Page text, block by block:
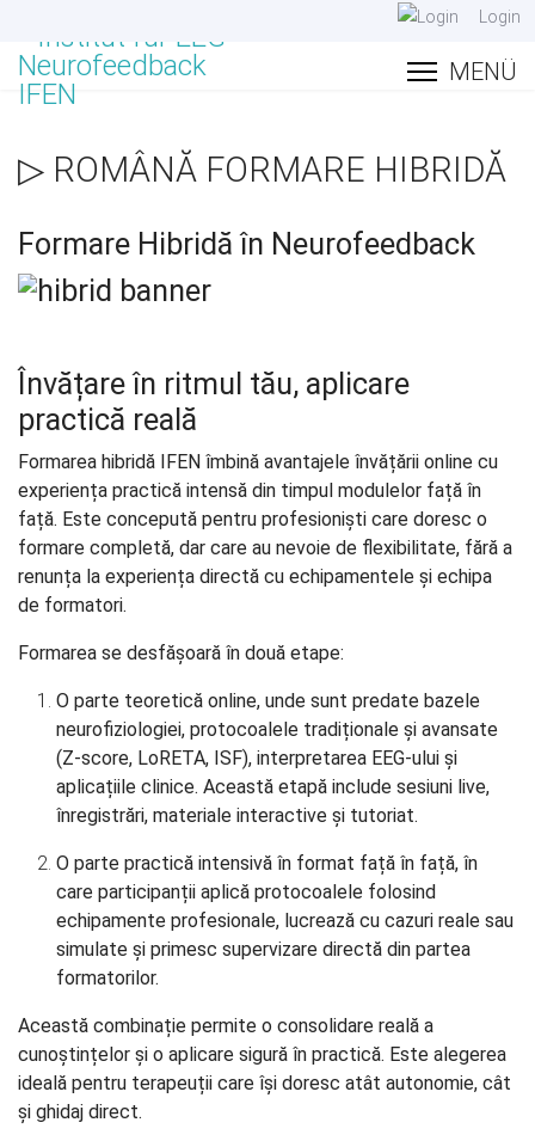
Login
▷ ROMÂNĂ FORMARE HIBRIDĂ
Formare Hibridă în Neurofeedback
Învățare în ritmul tău, aplicare
practică reală
Formarea hibridă IFEN îmbină avantajele învățării online cu
experiența practică intensă din timpul modulelor față în
față. Este concepută pentru profesioniști care doresc o
formare completă, dar care au nevoie de flexibilitate, fără a
renunța la experiența directă cu echipamentele și echipa
de formatori.
Formarea se desfășoară în două etape:
O parte teoretică online, unde sunt predate bazele
neurofiziologiei, protocoalele tradiționale și avansate
(Z-score, LoRETA, ISF), interpretarea EEG-ului și
aplicațiile clinice. Această etapă include sesiuni live,
înregistrări, materiale interactive și tutoriat.
O parte practică intensivă în format față în față, în
care participanții aplică protocoalele folosind
echipamente profesionale, lucrează cu cazuri reale sau
simulate și primesc supervizare directă din partea
formatorilor.
Această combinație permite o consolidare reală a
cunoștințelor și o aplicare sigură în practică. Este alegerea
ideală pentru terapeuții care își doresc atât autonomie, cât
și ghidaj direct.